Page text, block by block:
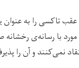
تاکسی را به
مورد با رسانه‌ی
نمی‌کنند و آن را